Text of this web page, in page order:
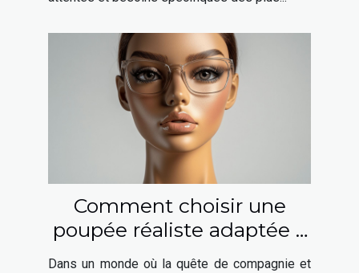
Comment choisir une
poupée réaliste adaptée à
vos besoins ?
Dans un monde où la quête de compagnie et